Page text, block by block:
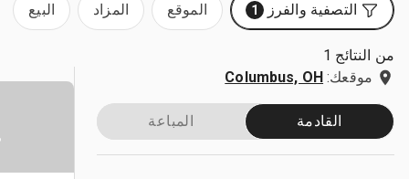
التصفية والفرز 1 الموقع المزاد البيع
من النتائج 1
موقعك: Columbus, OH
القادمة المباعة